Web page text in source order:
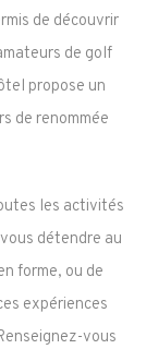
de découvrir
de golf
propose un
de renommée
les activités
détendre au
forme, ou de
expériences
vous